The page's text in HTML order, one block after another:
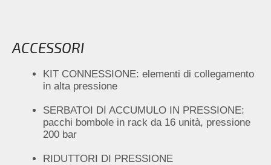
ACCESSORI
KIT CONNESSIONE: elementi di collegamento
in alta pressione
SERBATOI DI ACCUMULO IN PRESSIONE:
pacchi bombole in rack da 16 unità, pressione
200 bar
RIDUTTORI DI PRESSIONE